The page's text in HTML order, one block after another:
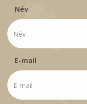
Név
E-mail